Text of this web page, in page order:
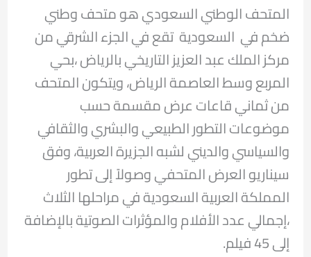
المتحف الوطني السعودي هو متحف وطني
ضخم في السعودية تقع في الجزء الشرقي من
مركز الملك عبد العزيز التاريخي بالرياض ،بحي
المربع وسط العاصمة الرياض، ويتكون المتحف
من ثماني قاعات عرض مقسمة حسب
موضوعات التطور الطبيعي والبشري والثقافي
والسياسي والديني لشبه الجزيرة العربية، وفق
سيناريو العرض المتحفي وصولاً إلى تطور
المملكة العربية السعودية في مراحلها الثلاث
،إجمالي عدد الأفلام والمؤثرات الصوتية بالإضافة
إلى 45 فيلم.